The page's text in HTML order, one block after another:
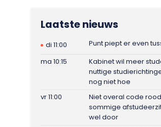
Laatste nieuws
di 11:00
Punt piept er even
ma 10:15
Kabinet wil meer
nuttige
nog niet hoe
vr 11:00
Niet overal code
sommige
wel door